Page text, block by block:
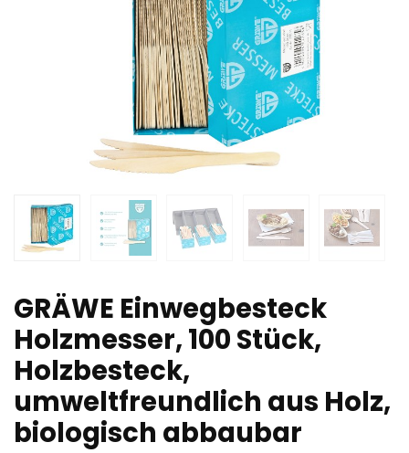
GRÄWE Einwegbesteck
Holzmesser, 100 Stück,
Holzbesteck,
umweltfreundlich aus Holz,
biologisch abbaubar